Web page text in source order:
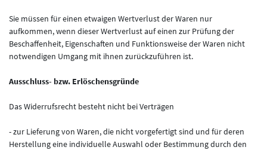
Sie müssen für einen etwaigen Wertverlust der Waren nur
aufkommen, wenn dieser Wertverlust auf einen zur Prüfung der
Beschaffenheit, Eigenschaften und Funktionsweise der Waren nicht
notwendigen Umgang mit ihnen zurückzuführen ist.
Ausschluss- bzw. Erlöschensgründe
Das Widerrufsrecht besteht nicht bei Verträgen
- zur Lieferung von Waren, die nicht vorgefertigt sind und für deren
Herstellung eine individuelle Auswahl oder Bestimmung durch den